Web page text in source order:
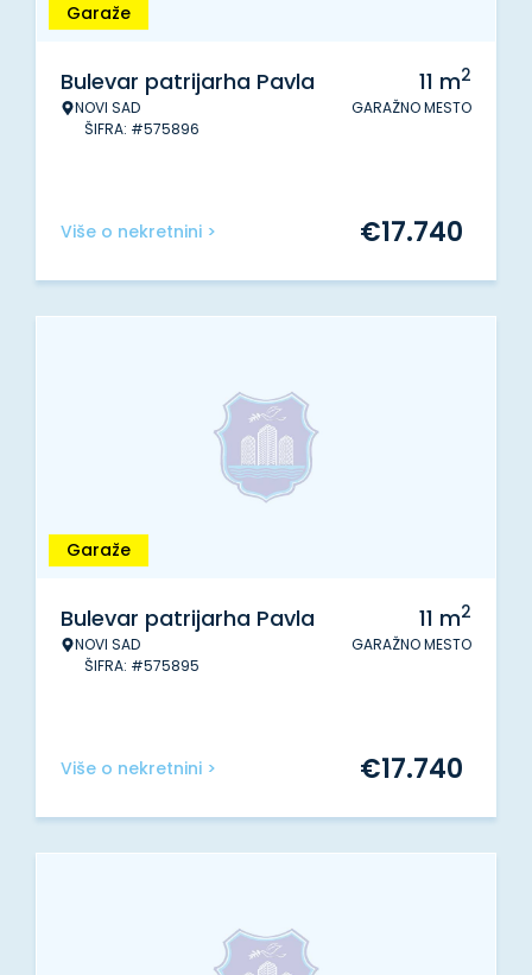
Garaže
Bulevar patrijarha Pavla
NOVI SAD
ŠIFRA: #575896
11 m2
GARAŽNO MESTO
Više o nekretnini > €17.740
Garaže
Bulevar patrijarha Pavla
NOVI SAD
ŠIFRA: #575895
11 m2
GARAŽNO MESTO
Više o nekretnini > €17.740